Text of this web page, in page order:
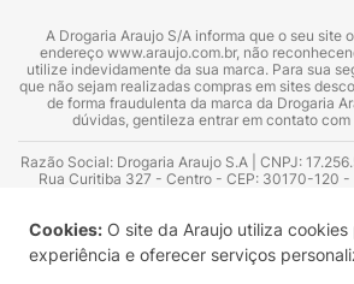
Cookies: O site da Araujo utiliza cookies
experiência e oferecer serviços
A Drogaria Araujo S/A informa que o seu site
endereço www.araujo.com.br, não
utilize indevidamente da sua marca. Para sua
que não sejam realizadas compras em sites
de forma fraudulenta da marca da Drogaria
dúvidas, gentileza entrar em contato
Razão Social: Drogaria Araujo S.A | CNPJ:
Rua Curitiba 327 - Centro - CEP: 30170-120 -
Azevedo Guimarães – CRF 10.965 | Yasmin Silva
Consultor substituto: Thiago Aguiar Pinheiro -
Sanitário: 2025020713 | Autorização de